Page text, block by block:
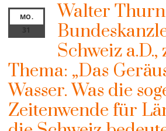
MO.
31
Walter
Schweiz a.D.,
Thema: „Das
Wasser. Was die
Zeitenwende für